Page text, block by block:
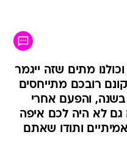
מתים שזה ייגמר
רובכם מתייחסים
והפעם אחרי
לא היה לכם איפה
ותודו שאתם